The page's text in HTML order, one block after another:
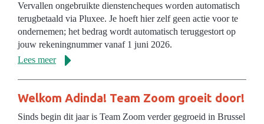
Vervallen ongebruikte dienstencheques worden automatisch
terugbetaald via Pluxee. Je hoeft hier zelf geen actie voor te
ondernemen; het bedrag wordt automatisch teruggestort op
jouw rekeningnummer vanaf 1 juni 2026.
Lees meer
Welkom Adinda! Team Zoom groeit door!
Sinds begin dit jaar is Team Zoom verder gegroeid in Brussel